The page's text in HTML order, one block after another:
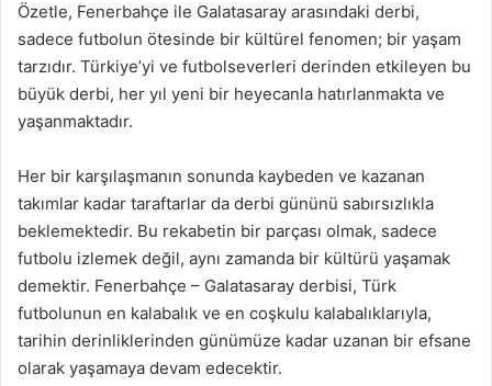
Özetle, Fenerbahçe ile Galatasaray arasındaki derbi,
sadece futbolun ötesinde bir kültürel fenomen; bir yaşam
tarzıdır. Türkiye’yi ve futbolseverleri derinden etkileyen bu
büyük derbi, her yıl yeni bir heyecanla hatırlanmakta ve
yaşanmaktadır.
Her bir karşılaşmanın sonunda kaybeden ve kazanan
takımlar kadar taraftarlar da derbi gününü sabırsızlıkla
beklemektedir. Bu rekabetin bir parçası olmak, sadece
futbolu izlemek değil, aynı zamanda bir kültürü yaşamak
demektir. Fenerbahçe – Galatasaray derbisi, Türk
futbolunun en kalabalık ve en coşkulu kalabalıklarıyla,
tarihin derinliklerinden günümüze kadar uzanan bir efsane
olarak yaşamaya devam edecektir.